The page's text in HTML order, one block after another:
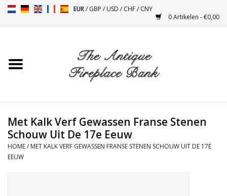
EUR/GBP /USD /CHF/CNY
0 Artikelen - €0,00
Toebehoren
Kacheltjes
Met Kalk Verf Gewassen Franse Stenen
Schouw Uit De 17e Eeuw
HOME/ MET KALK VERF GEWASSEN FRANSE STENEN SCHOUW UIT DE 17E
EEUW